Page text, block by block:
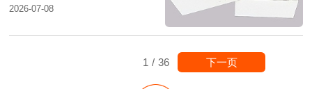
2026-07-08
1 / 36 下一页